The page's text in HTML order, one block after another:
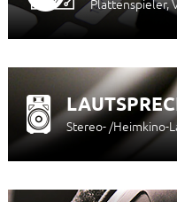
Plattenspieler,
Stereo- /Heimkino-